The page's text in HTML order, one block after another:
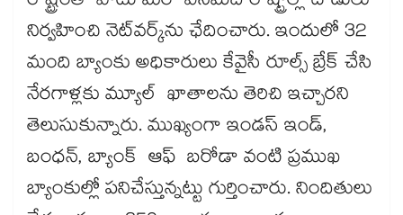
నిర్వహించి నెట్​వర్క్​ను ఛేదించారు. ఇందులో 32
మంది బ్యాంకు అధికారులు కేవైసీ రూల్స్​ బ్రేక్​ చేసి
నేరగాళ్లకు మ్యూల్ ఖాతాలను తెరిచి ఇచ్చారని
తెలుసుకున్నారు. ముఖ్యంగా ఇండస్ ఇండ్,
బంధన్, బ్యాంక్ ఆఫ్ బరోడా వంటి ప్రముఖ
బ్యాంకుల్లో పనిచేస్తున్నట్టు గుర్తించారు. నిందితులు